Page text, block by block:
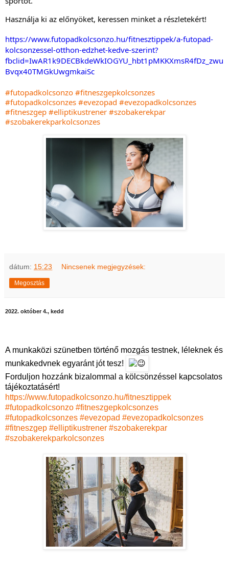
Használja ki az előnyöket, keressen minket a részletekért!
https://www.futopadkolcsonzo.hu/fitnesztippek/a-futopad-
kolcsonzessel-otthon-edzhet-kedve-szerint?
fbclid=IwAR1k9DECBkdeWkIOGYU_hbt1pMKKXmsR4fDz_zwu
Bvqx40TMGkUwgmkaiSc
#futopadkolcsonzo #fitneszgepkolcsonzes
#futopadkolcsonzes #evezopad #evezopadkolcsonzes
#fitneszgep #elliptikustrener #szobakerekpar
#szobakerekparkolcsonzes
dátum: 15:23 Nincsenek megjegyzések:
Megosztás
2022. október 4., kedd
A munkaközi szünetben történő mozgás testnek, léleknek és
munkakedvnek egyaránt jót tesz!
Forduljon hozzánk bizalommal a kölcsönzéssel kapcsolatos
tájékoztatásért!
https://www.futopadkolcsonzo.hu/fitnesztippek
#futopadkolcsonzo #fitneszgepkolcsonzes
#futopadkolcsonzes #evezopad #evezopadkolcsonzes
#fitneszgep #elliptikustrener #szobakerekpar
#szobakerekparkolcsonzes